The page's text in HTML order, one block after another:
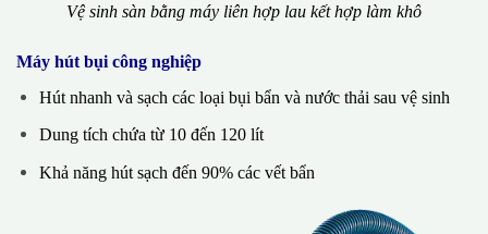
Vệ sinh sàn bằng máy liên hợp lau kết hợp làm khô
Máy hút bụi công nghiệp
Hút nhanh và sạch các loại bụi bẩn và nước thải sau vệ sinh
Dung tích chứa từ 10 đến 120 lít
Khả năng hút sạch đến 90% các vết bẩn